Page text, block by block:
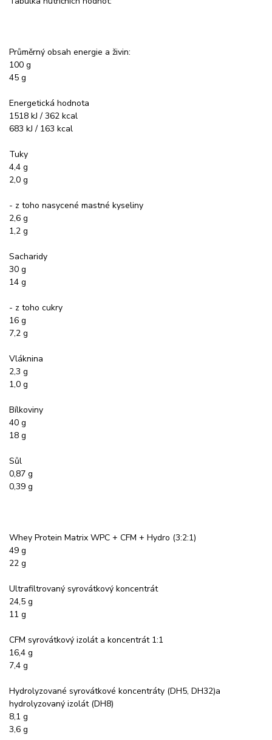
Průměrný obsah energie a živin:
100 g
45 g
Energetická hodnota
1518 kJ / 362 kcal
683 kJ / 163 kcal
Tuky
4,4 g
2,0 g
- z toho nasycené mastné kyseliny
2,6 g
1,2 g
Sacharidy
30 g
14 g
- z toho cukry
16 g
7,2 g
Vláknina
2,3 g
1,0 g
Bílkoviny
40 g
18 g
Sůl
0,87 g
0,39 g
Whey Protein Matrix WPC + CFM + Hydro (3:2:1)
49 g
22 g
Ultrafiltrovaný syrovátkový koncentrát
24,5 g
11 g
CFM syrovátkový izolát a koncentrát 1:1
16,4 g
7,4 g
Hydrolyzované syrovátkové koncentráty (DH5, DH32)a
hydrolyzovaný izolát (DH8)
8,1 g
3,6 g